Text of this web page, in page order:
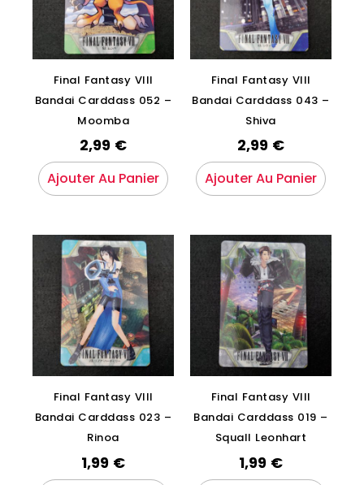
Final Fantasy VIII
Bandai Carddass 052 –
Moomba
2,99 €
Ajouter Au Panier
Final Fantasy VIII
Bandai Carddass 043 –
Shiva
2,99 €
Ajouter Au Panier
Final Fantasy VIII
Bandai Carddass 023 –
Rinoa
1,99 €
Final Fantasy VIII
Bandai Carddass 019 –
Squall Leonhart
1,99 €